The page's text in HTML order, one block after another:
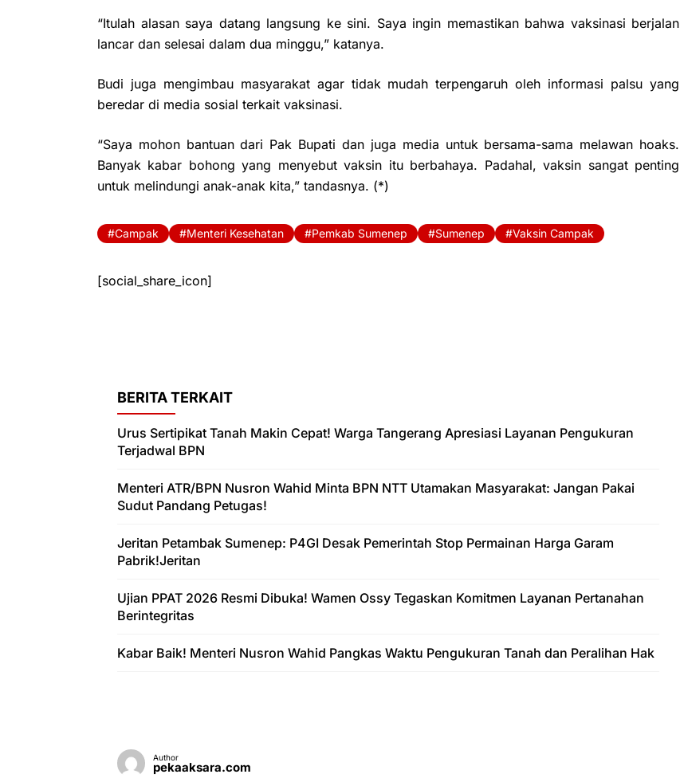
“Itulah alasan saya datang langsung ke sini. Saya ingin memastikan bahwa vaksinasi berjalan
lancar dan selesai dalam dua minggu,” katanya.
Budi juga mengimbau masyarakat agar tidak mudah terpengaruh oleh informasi palsu yang
beredar di media sosial terkait vaksinasi.
“Saya mohon bantuan dari Pak Bupati dan juga media untuk bersama-sama melawan hoaks.
Banyak kabar bohong yang menyebut vaksin itu berbahaya. Padahal, vaksin sangat penting
untuk melindungi anak-anak kita,” tandasnya. (*)
Campak Menteri Kesehatan Pemkab Sumenep Sumenep Vaksin Campak
[social_share_icon]
BERITA TERKAIT
Urus Sertipikat Tanah Makin Cepat! Warga Tangerang Apresiasi Layanan Pengukuran
Terjadwal BPN
Menteri ATR/BPN Nusron Wahid Minta BPN NTT Utamakan Masyarakat: Jangan Pakai
Sudut Pandang Petugas!
Jeritan Petambak Sumenep: P4GI Desak Pemerintah Stop Permainan Harga Garam
Pabrik!Jeritan
Ujian PPAT 2026 Resmi Dibuka! Wamen Ossy Tegaskan Komitmen Layanan Pertanahan
Berintegritas
Kabar Baik! Menteri Nusron Wahid Pangkas Waktu Pengukuran Tanah dan Peralihan Hak
Author
pekaaksara.com